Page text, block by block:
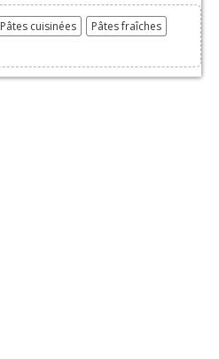
Pâtes cuisinées Pâtes fraîches